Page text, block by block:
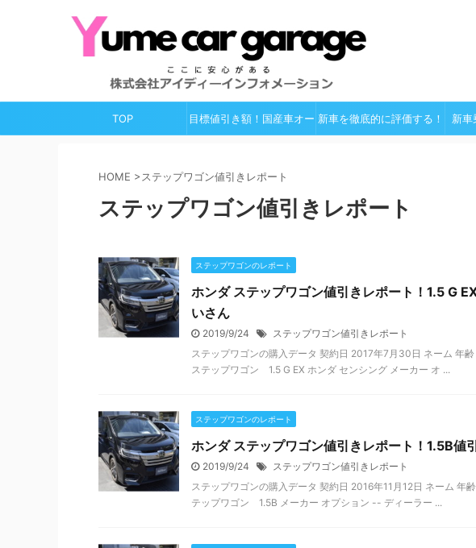
TOP 目標値引き額！国産車オー 新車を徹底的に評価する！ 新車
HOME >ステップワゴン値引きレポート
ステップワゴン値引きレポート
ステップワゴンのレポート
ホンダ ステップワゴン値引きレポート！1.5 G
いさん
2019/9/24
ステップワゴン値引きレポート
ステップワゴンの購入データ 契約日 2017年7月30日 ネーム 年
ステップワゴン 1.5 G EX ホンダ センシング メーカー オ ...
ステップワゴンのレポート
ホンダ ステップワゴン値引きレポート！1.5B
2019/9/24
ステップワゴン値引きレポート
ステップワゴンの購入データ 契約日 2016年11月12日 ネーム 年
テップワゴン 1.5B メーカー オプション -- ディーラー ...